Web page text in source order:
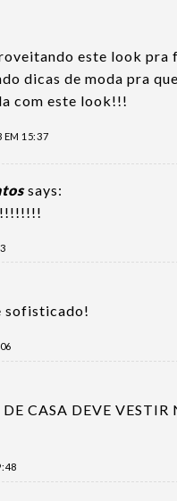
este look pra
dicas de moda pra
com este look!!!
EM 15:37
says:
sofisticado!
CASA DEVE